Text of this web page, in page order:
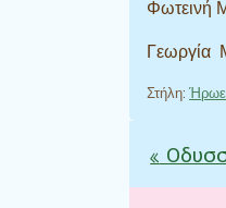
Φωτεινή
Γεωργία
Στήλη:
«